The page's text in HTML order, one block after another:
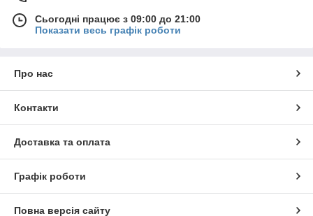
Сьогодні працює з 09:00 до 21:00
Показати весь графік роботи
Про нас
Контакти
Доставка та оплата
Графік роботи
Повна версія сайту